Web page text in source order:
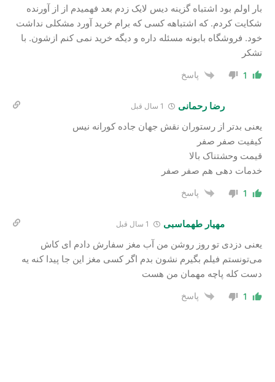
بار اولم بود اشتباه گزینه دیس لایک زدم بعد فهمیدم از از آورنده
شکایت کردم. که اشتباهه کسی که برام خرید آورد مشکلی نداشت
خود. فروشگاه بابونه مسئله داره و دیگه خرید نمی کنم ازشون. با
تشکر
1 پاسخ
رضا رحمانی
یعنی بدتر از رستوران نقش جهان جاده کورانه نیس
کیفیت صفر صفر
قیمت وحشتناک بالا
خدمات دهی هم صفر صفر
1 پاسخ
مهیار طهماسبی
یعنی دزدی تو روز روشن من آب مغز سفارش دادم ای کاش
می‌تونستم فیلم بگیرم نشون بدم اگر کسی مغز این جا پیدا کنه یه
دست کله پاچه مهمان من هست
1 پاسخ